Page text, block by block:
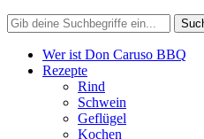
Wer ist Don Caruso BBQ
Rezepte
Rind
Schwein
Geflügel
Kochen